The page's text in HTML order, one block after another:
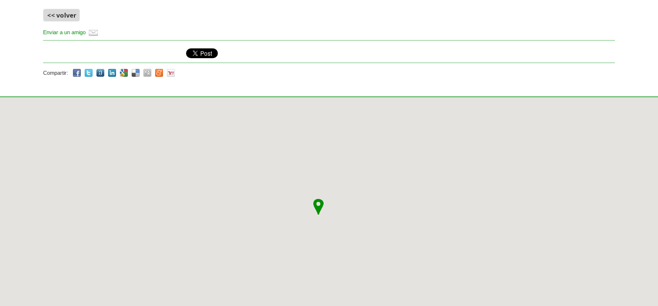
<< volver
Enviar a un amigo
Compartir: